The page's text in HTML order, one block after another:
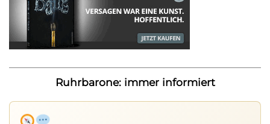
Ruhrbarone: immer informiert